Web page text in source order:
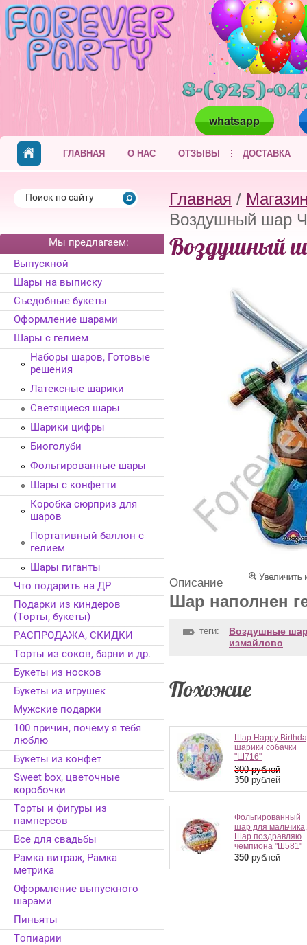
ГЛАВНАЯ О НАС ОТЗЫВЫ ДОСТАВКА
Главная /
Воздушный шар
Воздушный
Описание
Шар наполнен
теги:
Воздушные
измайлово
Похожие
Шар Happy
шарики собачки
"Ш716"
300рублей
350 рублей
Фольгированный
шар для мальчика,
Шар поздравляю
чемпиона "Ш581"
350 рублей
Мы предлагаем:
Выпускной
Шары на выписку
Съедобные букеты
Оформление шарами
Шары с гелием
Наборы шаров, Готовые
решения
Латексные шарики
Светящиеся шары
Шарики цифры
Биоголуби
Фольгированные шары
Шары с конфетти
Коробка сюрприз для
шаров
Портативный баллон с
гелием
Шары гиганты
Что подарить на ДР
Подарки из киндеров
(Торты, букеты)
РАСПРОДАЖА, СКИДКИ
Торты из соков, барни и др.
Букеты из носков
Букеты из игрушек
Мужские подарки
100 причин, почему я тебя
люблю
Букеты из конфет
Sweet box, цветочные
коробочки
Торты и фигуры из
памперсов
Все для свадьбы
Рамка витраж, Рамка
метрика
Оформление выпускного
шарами
Пиньяты
Топиарии